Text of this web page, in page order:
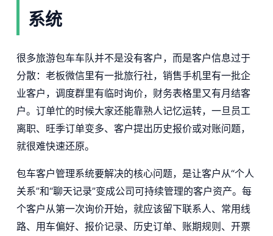
系统
很多旅游包车车队并不是没有客户，而是客户信息过于
分散：老板微信里有一批旅行社，销售手机里有一批企
业客户，调度群里有临时询价，财务表格里又有月结客
户。订单忙的时候大家还能靠熟人记忆运转，一旦员工
离职、旺季订单变多、客户提出历史报价或对账问题，
就很难快速还原。
包车客户管理系统要解决的核心问题，是让客户从“个人
关系”和“聊天记录”变成公司可持续管理的客户资产。每
个客户从第一次询价开始，就应该留下联系人、常用线
路、用车偏好、报价记录、历史订单、账期规则、开票